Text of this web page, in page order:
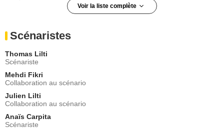
Voir la liste complète
- 6 Episodes :1-2-4
Fred Iao
- 5 Episodes :
Séverine Mollet
Maëlle
- 5 Episodes :
Josée Laprun
Marie-Rose Salaun
- 5 Episodes :
Scénaristes
Thomas Lilti
Scénariste
Mehdi Fikri
Collaboration au scénario
Julien Lilti
Collaboration au scénario
Anaïs Carpita
Scénariste